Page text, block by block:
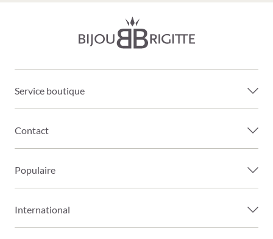
Service boutique
Contact
Populaire
International